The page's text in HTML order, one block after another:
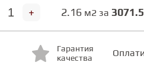
+ 2.16 м2 за
Гарантия
качества